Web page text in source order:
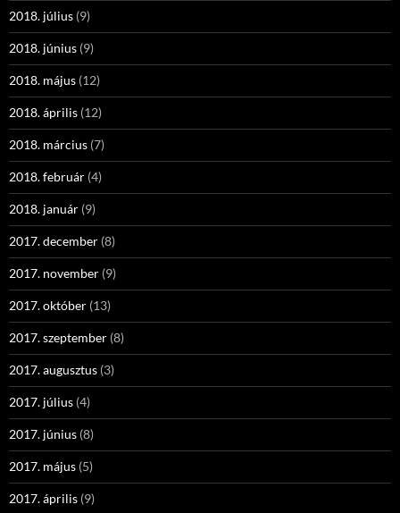
2018. július (9)
2018. június (9)
2018. május (12)
2018. április (12)
2018. március (7)
2018. február (4)
2018. január (9)
2017. december (8)
2017. november (9)
2017. október (13)
2017. szeptember (8)
2017. augusztus (3)
2017. július (4)
2017. június (8)
2017. május (5)
2017. április (9)